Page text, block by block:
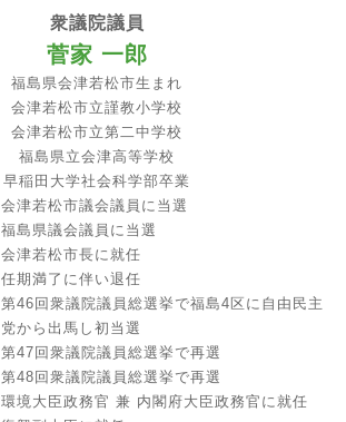
衆議院議員
菅家 一郎
福島県会津若松市生まれ
会津若松市立謹教小学校
会津若松市立第二中学校
福島県立会津高等学校
早稲田大学社会科学部卒業
会津若松市議会議員に当選
福島県議会議員に当選
会津若松市長に就任
任期満了に伴い退任
第46回衆議院議員総選挙で福島4区に自由民主
党から出馬し初当選
第47回衆議院議員総選挙で再選
第48回衆議院議員総選挙で再選
環境大臣政務官 兼 内閣府大臣政務官に就任